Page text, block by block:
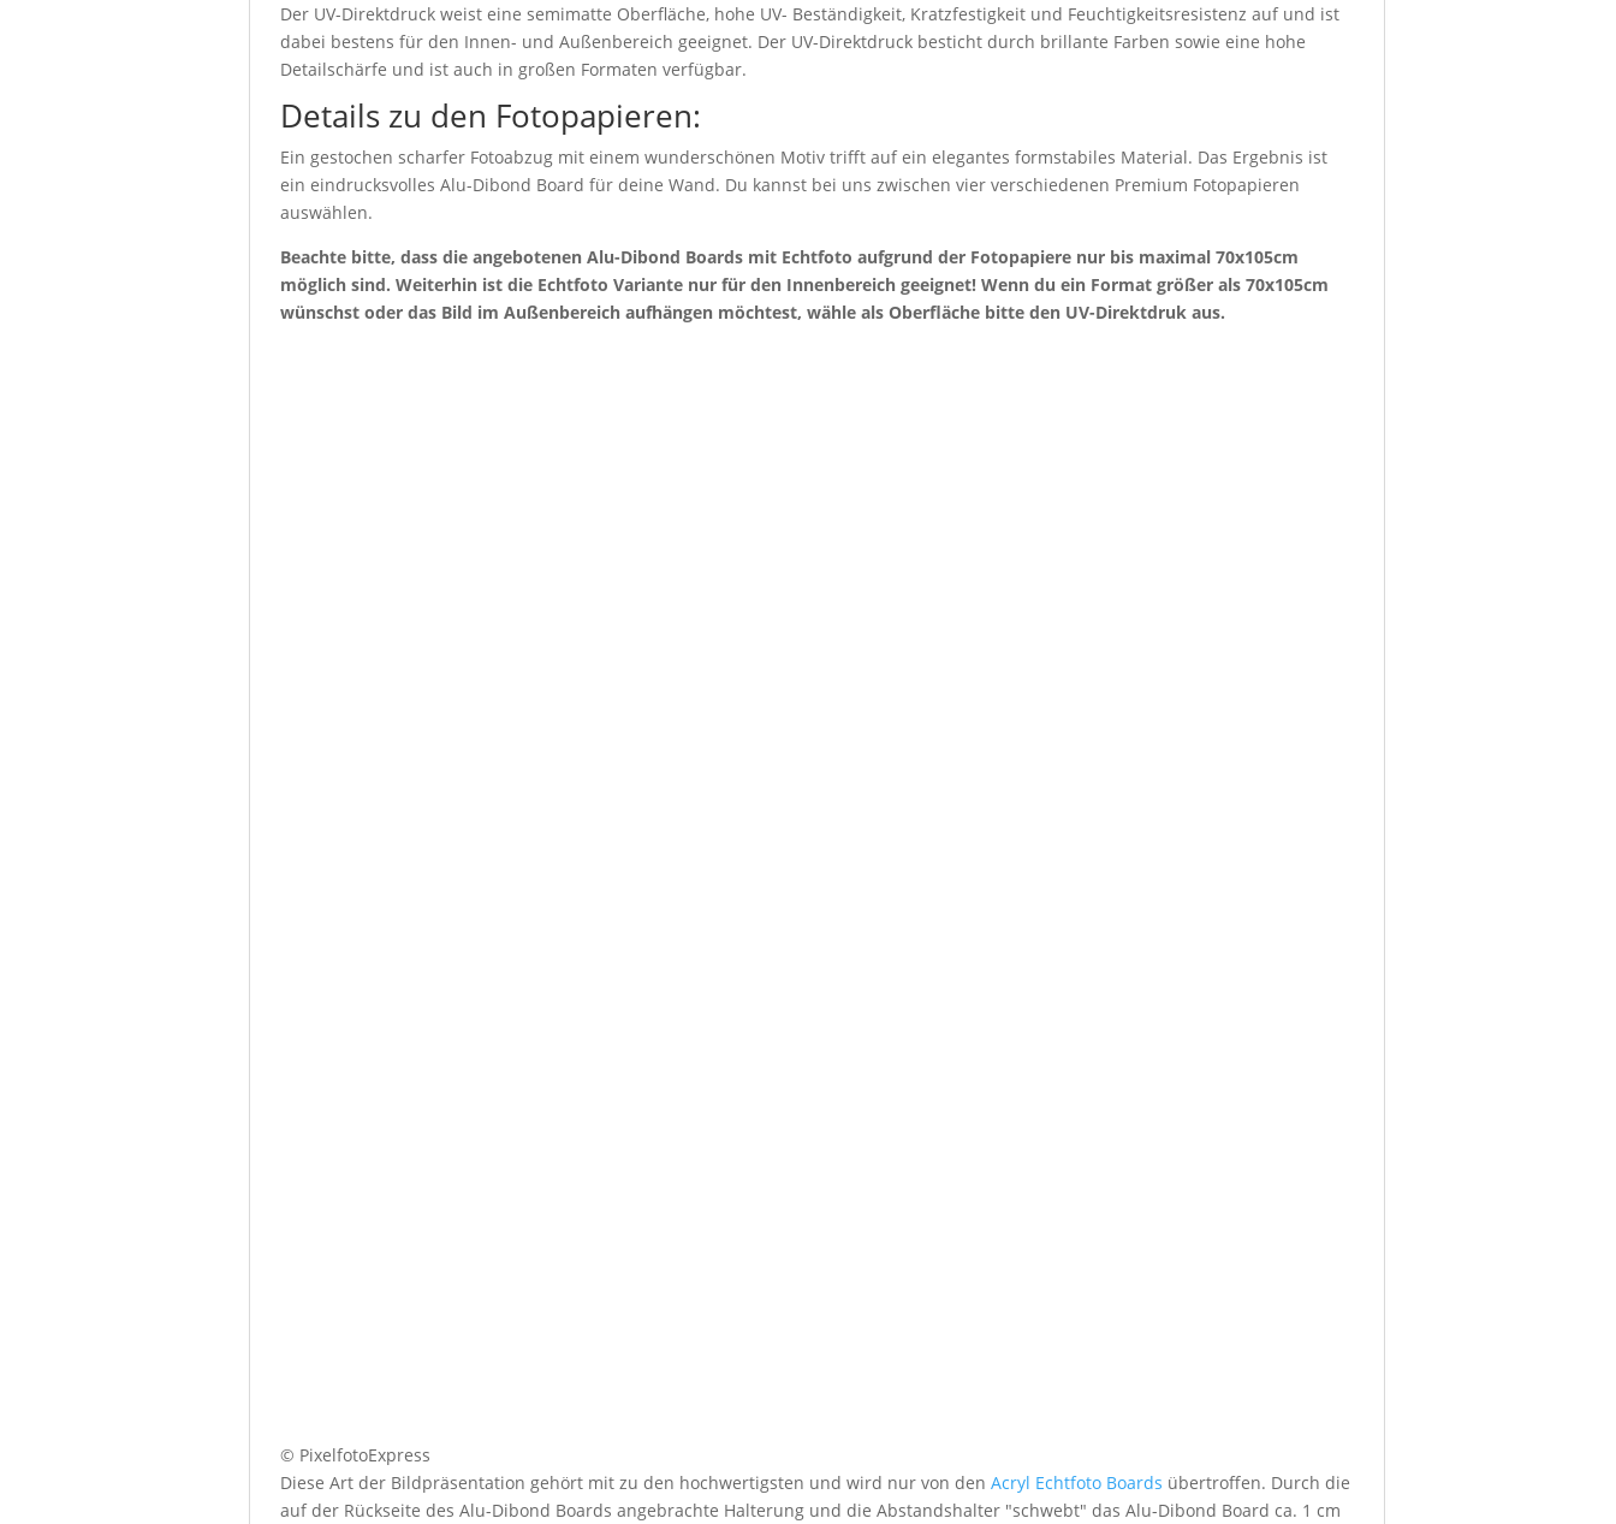
Der UV-Direktdruck weist eine semimatte Oberfläche, hohe UV- Beständigkeit, Kratzfestigkeit und Feuchtigkeitsresistenz auf und ist
dabei bestens für den Innen- und Außenbereich geeignet. Der UV-Direktdruck besticht durch brillante Farben sowie eine hohe
Detailschärfe und ist auch in großen Formaten verfügbar.
Details zu den Fotopapieren:
Ein gestochen scharfer Fotoabzug mit einem wunderschönen Motiv trifft auf ein elegantes formstabiles Material. Das Ergebnis ist
ein eindrucksvolles Alu-Dibond Board für deine Wand. Du kannst bei uns zwischen vier verschiedenen Premium Fotopapieren
auswählen.
Beachte bitte, dass die angebotenen Alu-Dibond Boards mit Echtfoto aufgrund der Fotopapiere nur bis maximal 70x105cm
möglich sind. Weiterhin ist die Echtfoto Variante nur für den Innenbereich geeignet! Wenn du ein Format größer als 70x105cm
wünschst oder das Bild im Außenbereich aufhängen möchtest, wähle als Oberfläche bitte den UV-Direktdruk aus.
© PixelfotoExpress
Diese Art der Bildpräsentation gehört mit zu den hochwertigsten und wird nur von den Acryl Echtfoto Boards übertroffen. Durch die
auf der Rückseite des Alu-Dibond Boards angebrachte Halterung und die Abstandshalter "schwebt" das Alu-Dibond Board ca. 1 cm